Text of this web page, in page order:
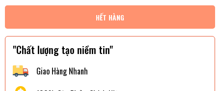
HẾT HÀNG
"Chất lượng tạo niềm tin"
Giao Hàng Nhanh